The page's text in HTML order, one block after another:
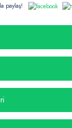
paylaş!